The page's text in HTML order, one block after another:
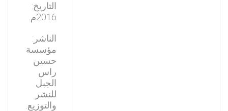
التاريخ:
2016م.
الناشر:
مؤسسة
حسين
راس
الجبل
للنشر
والتوزيع.